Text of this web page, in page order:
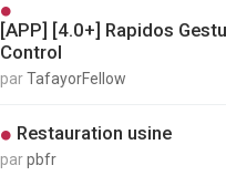
[APP] [4.0+] Rapidos
Control
parTafayorFellow
Restauration usine
parpbfr